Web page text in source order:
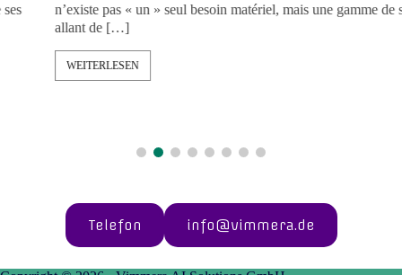
n’existe pas « un » seul besoin matériel, mais une gamme de
allant de […]
WEITERLESEN
Telefon info@vimmera.de